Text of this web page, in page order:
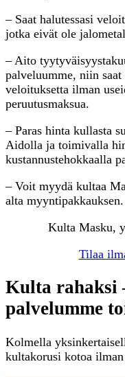
– Saat halutessasi
jotka eivät ole
– Aito
palveluumme, niin saat
veloituksetta ilman
peruutusmaksua.
– Paras hinta kullasta
Aidolla ja toimivalla
kustannustehokkaalla
– Voit myydä kultaa
alta myyntipakkauksen.
Kulta Masku,
Tilaa
Kulta rahaksi
palvelumme
Kolmella
kultakorusi kotoa ilman